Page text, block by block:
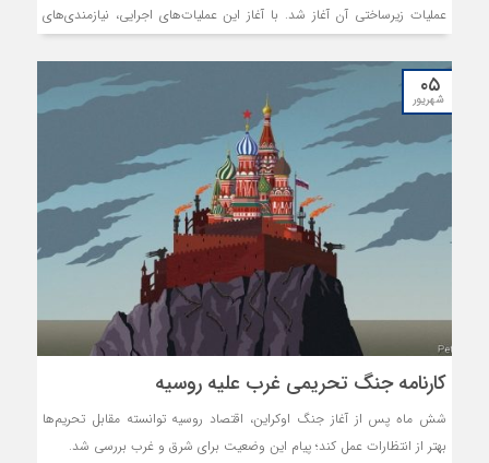
عملیات زیرساختی آن آغاز شد. با آغاز این عملیات‌های اجرایی، نیازمندی‌های
۰۵
شهریور
کارنامه جنگ تحریمی غرب علیه روسیه
شش ماه پس از آغاز جنگ اوکراین، اقتصاد روسیه توانسته مقابل تحریم‌ها
بهتر از انتظارات عمل کند؛ پیام این وضعیت برای شرق و غرب بررسی شد.